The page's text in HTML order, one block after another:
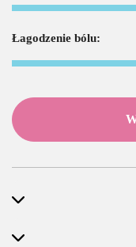
Łagodzenie bólu: